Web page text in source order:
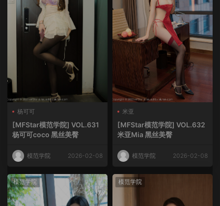
杨可可
[MFStar模范学院] VOL.631
杨可可coco 黑丝美臀
模范学院 2026-02-08
米亚
[MFStar模范学院] VOL.632
米亚Mia 黑丝美臀
模范学院 2026-02-08
模范学院 模范学院